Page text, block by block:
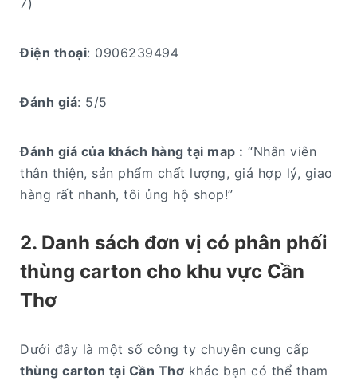
Điện thoại: 0906239494
Đánh giá: 5/5
Đánh giá của khách hàng tại map : “Nhân viên
thân thiện, sản phẩm chất lượng, giá hợp lý, giao
hàng rất nhanh, tôi ủng hộ shop!”
2. Danh sách đơn vị có phân phối
thùng carton cho khu vực Cần
Thơ
Dưới đây là một số công ty chuyên cung cấp
thùng carton tại Cần Thơ khác bạn có thể tham